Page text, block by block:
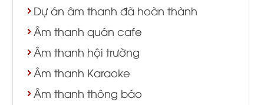
Dự án âm thanh đã hoàn thành
Âm thanh quán cafe
Âm thanh hội trường
Âm thanh Karaoke
Âm thanh thông báo